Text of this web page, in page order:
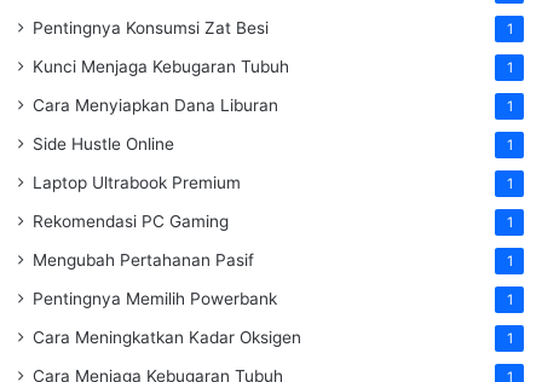
Pentingnya Konsumsi Zat Besi 1
Kunci Menjaga Kebugaran Tubuh 1
Cara Menyiapkan Dana Liburan 1
Side Hustle Online 1
Laptop Ultrabook Premium 1
Rekomendasi PC Gaming 1
Mengubah Pertahanan Pasif 1
Pentingnya Memilih Powerbank 1
Cara Meningkatkan Kadar Oksigen 1
Cara Menjaga Kebugaran Tubuh 1